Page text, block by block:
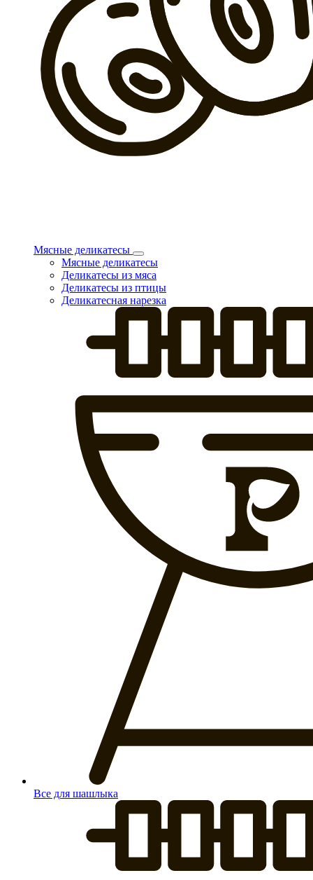
Мясные деликатесы
Мясные деликатесы
Деликатесы из мяса
Деликатесы из птицы
Деликатесная нарезка
Все для шашлыка